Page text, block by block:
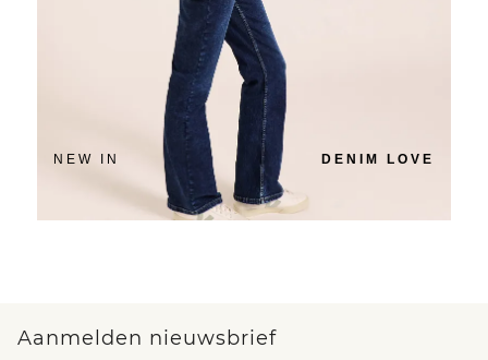
NEW IN DENIM LOVE
Aanmelden nieuwsbrief